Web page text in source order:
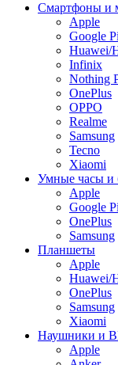
Смартфоны и
Apple
Google
Huawei/
Infinix
Nothing
OnePlus
OPPO
Realme
Samsung
Tecno
Xiaomi
Умные часы и
Apple
Google
OnePlus
Samsung
Планшеты
Apple
Huawei/
OnePlus
Samsung
Xiaomi
Наушники и
Apple